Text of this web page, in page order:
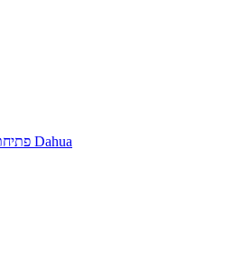
פתיחת קריאת שירות מצלמות Dahua